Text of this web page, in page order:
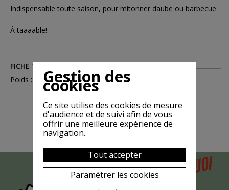
Indispensable toute saison, pour mitonner daube ou barbecue.
À taaaable!
FICHE TECHNIQUE
Poids : 0.200
MAISPOURQUOI
Gestion des
cookies
Ce site utilise des cookies de mesure
d'audience et de suivi afin de vous
offrir une meilleure expérience de
navigation.
Tout accepter
Paramétrer les cookies